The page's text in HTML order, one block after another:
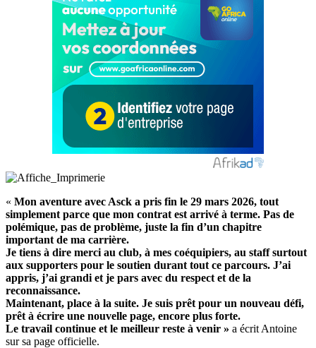
« Mon aventure avec Asck a pris fin le 29 mars 2026, tout
simplement parce que mon contrat est arrivé à terme. Pas de
polémique, pas de problème, juste la fin d’un chapitre
important de ma carrière.
Je tiens à dire merci au club, à mes coéquipiers, au staff surtout
aux supporters pour le soutien durant tout ce parcours. J’ai
appris, j’ai grandi et je pars avec du respect et de la
reconnaissance.
Maintenant, place à la suite. Je suis prêt pour un nouveau défi,
prêt à écrire une nouvelle page, encore plus forte.
Le travail continue et le meilleur reste à venir » a écrit Antoine
sur sa page officielle.